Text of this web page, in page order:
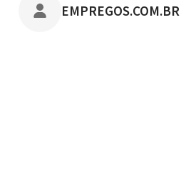
POSTADO POR
EMPREGOS.COM.BR